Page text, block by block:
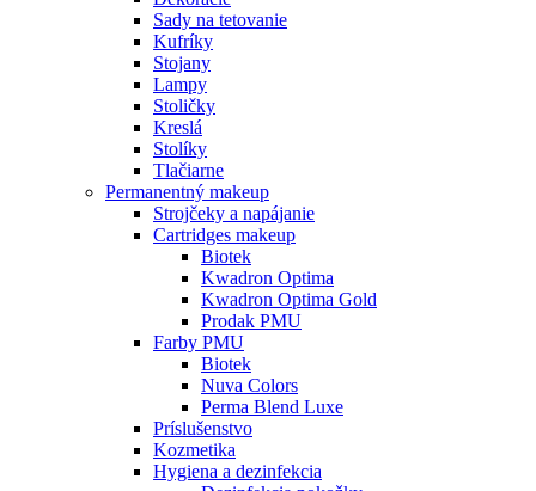
Sady na tetovanie
Kufríky
Stojany
Lampy
Stoličky
Kreslá
Stolíky
Tlačiarne
Permanentný makeup
Strojčeky a napájanie
Cartridges makeup
Biotek
Kwadron Optima
Kwadron Optima Gold
Prodak PMU
Farby PMU
Biotek
Nuva Colors
Perma Blend Luxe
Príslušenstvo
Kozmetika
Hygiena a dezinfekcia